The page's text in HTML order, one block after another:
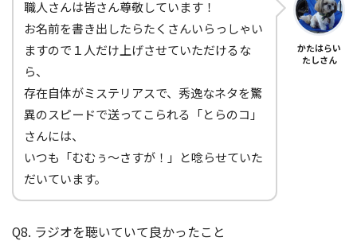
職人さんは皆さん尊敬しています！
お名前を書き出したらたくさんいらっしゃい
ますので１人だけ上げさせていただけるな
ら、
存在自体がミステリアスで、秀逸なネタを驚
異のスピードで送ってこられる「とらのコ」
さんには、
いつも「むむぅ～さすが！」と唸らせていた
だいています。
かたはらい
たしさん
Q8. ラジオを聴いていて良かったこと